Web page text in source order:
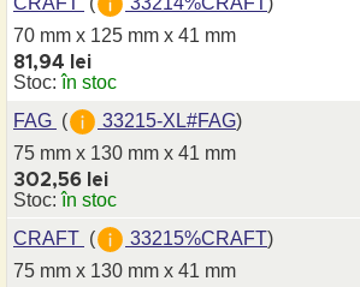
70 mm x 125 mm x 41 mm
81,94 lei
Stoc:în stoc
FAG ( 33215-XL#FAG)
75 mm x 130 mm x 41 mm
302,56 lei
Stoc:în stoc
CRAFT ( 33215%CRAFT)
75 mm x 130 mm x 41 mm